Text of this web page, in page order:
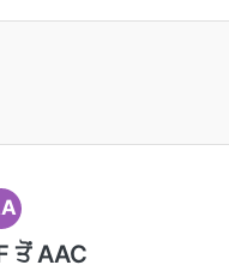
ਤੋਂ AAC